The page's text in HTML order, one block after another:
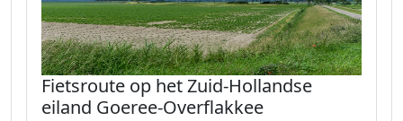
Fietsroute op het Zuid-Hollandse
eiland Goeree-Overflakkee